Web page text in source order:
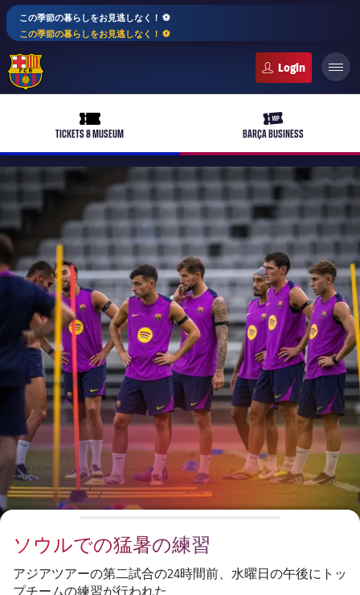
この季節の暮らしをお見逃しなく！ ⚽️
この季節の暮らしをお見逃しなく！ ⚽️
ticket-full
TICKETS & MUSEUM
ticket-vip
BARÇA BUSINESS
plusicon
label.aria.plus
バルサアカデミー
plusicon
label.aria.plus
10年毎
会長
レジェンド
監督
plusicon
label.aria.plus
プレスパス
Facilities
PLUSICON
LABEL.ARIA.PLUS
トップチーム
女子サッカー
plusicon
label.aria.plus
スケジュール
チケット
結果
順位表
バルサAtlètic
plusicon
label.aria.plus
スケジュール
チケット
順位表
PLUSICON
LABEL.ARIA.PLUS
トップチーム
plusicon
label.aria.plus
スケジュール
チケット
結果
順位表
PLUSICON
LABEL.ARIA.PLUS
トップチーム
スケジュール
PLUSICON
LABEL.ARIA.PLUS
ソウルでの猛暑の練習
アジアツアーの第二試合の24時間前、水曜日の午後にトッ
プチームの練習が行われた